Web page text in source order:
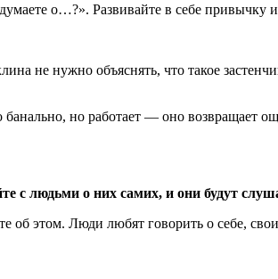
о…?». Развивайте в себе привычку
не нужно объяснять, что такое
но работает — оно возвращает
с людьми о них самих, и они будут
об этом. Люди любят говорить о себе,